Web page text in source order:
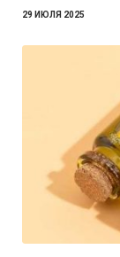
29 ИЮЛЯ 2025